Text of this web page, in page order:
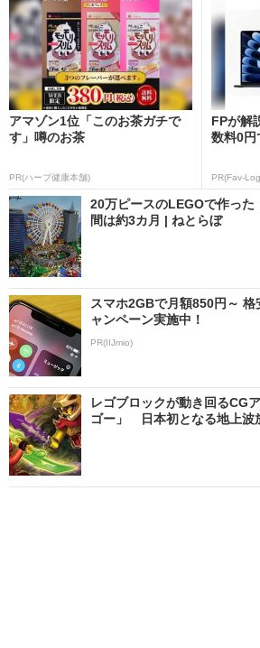
アマゾン1位「このお茶ガチで
す」噂のお茶
PR(ハーブ健康本舗)
FPが解
数料0円
PR(Fav-
20万ピースのLEGOで作っ
間は約3カ月 | ねとらぼ
スマホ2GBで月額850円～
ャンペーン実施中！
PR(IIJmio)
レゴブロックが動き回るCG
ゴー」 日本初となる地上波